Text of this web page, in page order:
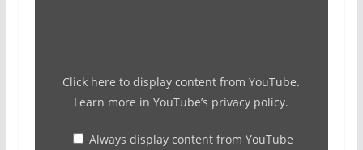
του
(!!!)
Click here to display content from YouTube.
Learn more inYouTube’s privacy policy.
Always display content from YouTube